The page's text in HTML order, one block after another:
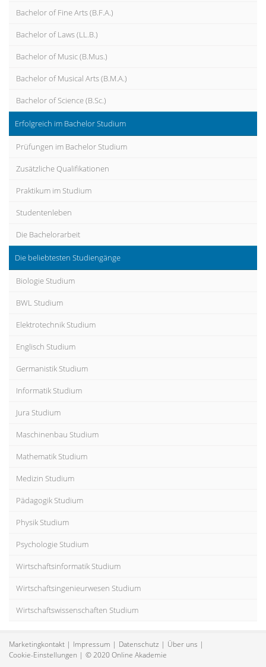
Bachelor of Fine Arts (B.F.A.)
Bachelor of Laws (LL.B.)
Bachelor of Music (B.Mus.)
Bachelor of Musical Arts (B.M.A.)
Bachelor of Science (B.Sc.)
Erfolgreich im Bachelor Studium
Prüfungen im Bachelor Studium
Zusätzliche Qualifikationen
Praktikum im Studium
Studentenleben
Die Bachelorarbeit
Die beliebtesten Studiengänge
Biologie Studium
BWL Studium
Elektrotechnik Studium
Englisch Studium
Germanistik Studium
Informatik Studium
Jura Studium
Maschinenbau Studium
Mathematik Studium
Medizin Studium
Pädagogik Studium
Physik Studium
Psychologie Studium
Wirtschaftsinformatik Studium
Wirtschaftsingenieurwesen Studium
Wirtschaftswissenschaften Studium
Marketingkontakt Impressum Datenschutz
Über uns
Cookie-Einstellungen
© 2020 Online Akademie